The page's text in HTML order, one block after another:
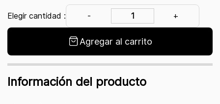
Elegir cantidad :
Agregar al carrito
Información del producto